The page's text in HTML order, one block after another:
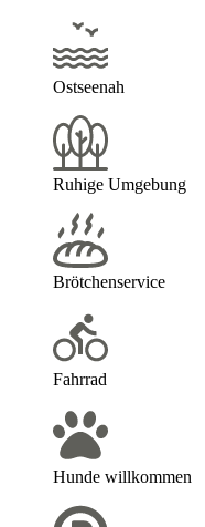
Ostseenah
Ruhige Umgebung
Brötchenservice
Fahrrad
Hunde willkommen